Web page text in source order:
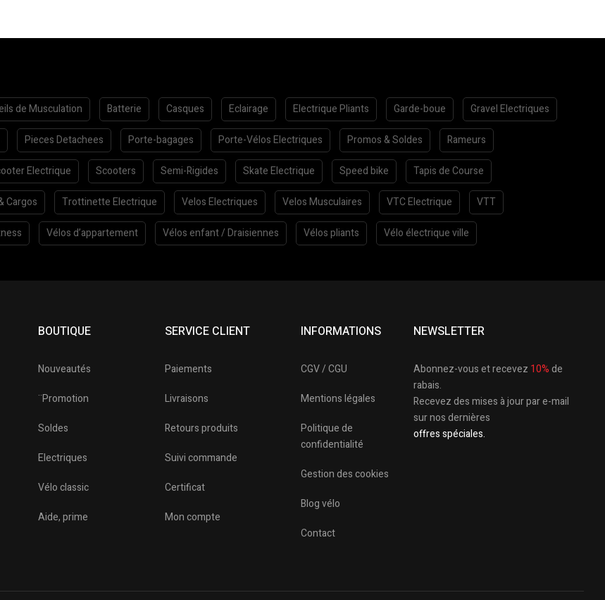
de Musculation Batterie Casques Eclairage Electrique Pliants Garde-boue Gravel Electriques
Pieces Detachees Porte-bagages Porte-Vélos Electriques Promos & Soldes Rameurs
Electrique Scooters Semi-Rigides Skate Electrique Speed bike Tapis de Course
Cargos Trottinette Electrique Velos Electriques Velos Musculaires VTC Electrique VTT
Vélos d’appartement Vélos enfant / Draisiennes Vélos pliants Vélo électrique ville
BOUTIQUE
Nouveautés
¨Promotion
Soldes
Electriques
Vélo classic
Aide, prime
SERVICE CLIENT
Paiements
Livraisons
Retours produits
Suivi commande
Certificat
Mon compte
INFORMATIONS
CGV / CGU
Mentions légales
Politique de
confidentialité
Gestion des cookies
Blog vélo
Contact
NEWSLETTER
Abonnez-vous et recevez 10%de
rabais.
Recevez des mises à jour par e-mail
sur nos dernières
offres spéciales.